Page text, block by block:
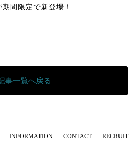
間限定で新登場！
事一覧へ戻る
INFORMATION CONTACT RECRUIT